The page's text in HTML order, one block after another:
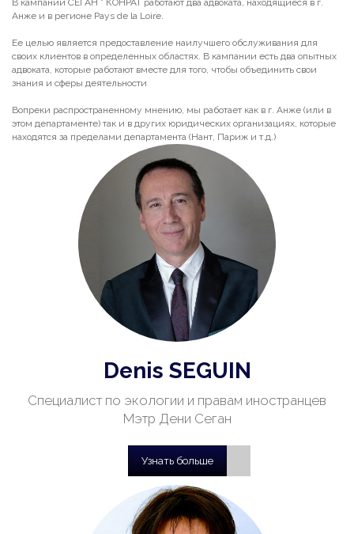
Анже и в регионе Pays de la Loire.
Ее целью является предоставление наилучшего обслуживания для
своих клиентов в определенных областях. В кампании есть два опытных
адвоката, которые работают вместе для того, чтобы объединить свои
знания и сферы деятельности
Вопреки распространенному мнению, мы работает как в г. Анже (или в
этом департаменте) так и в других юридических организациях, которые
находятся за пределами департамента (Нант, Париж и т.д.)
Denis SEGUIN
Специалист по экологии и правам иностранцев
Мэтр Дени Сеган
Узнать больше